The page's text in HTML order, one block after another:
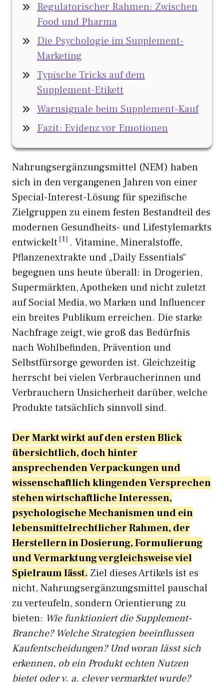
Regulatorischer Rahmen: Zwischen
Food und Pharma
Die Psychologie im Supplement-
Marketing
Typische Tricks auf dem
Supplement-Etikett
Warnsignale beim Supplement-Kauf
Fazit: Evidenz vor Emotionen
Nahrungsergänzungsmittel (NEM) haben
sich in den vergangenen Jahren von einer
Special-Interest-Lösung für spezifische
Zielgruppen zu einem festen Bestandteil des
modernen Gesundheits- und Lifestylemarkts
entwickelt 1 . Vitamine, Mineralstoffe,
Pflanzenextrakte und „Daily Essentials“
begegnen uns heute überall: in Drogerien,
Supermärkten, Apotheken und nicht zuletzt
auf Social Media, wo Marken und Influencer
ein breites Publikum erreichen. Die starke
Nachfrage zeigt, wie groß das Bedürfnis
nach Wohlbefinden, Prävention und
Selbstfürsorge geworden ist. Gleichzeitig
herrscht bei vielen Verbraucherinnen und
Verbrauchern Unsicherheit darüber, welche
Produkte tatsächlich sinnvoll sind.
Der Markt wirkt auf den ersten Blick
übersichtlich, doch hinter
ansprechenden Verpackungen und
wissenschaftlich klingenden Versprechen
stehen wirtschaftliche Interessen,
psychologische Mechanismen und ein
lebensmittelrechtlicher Rahmen, der
Herstellern in Dosierung, Formulierung
und Vermarktung vergleichsweise viel
Spielraum lässt. Ziel dieses Artikels ist es
nicht, Nahrungsergänzungsmittel pauschal
zu verteufeln, sondern Orientierung zu
bieten: Wie funktioniert die Supplement-
Branche? Welche Strategien beeinflussen
Kaufentscheidungen? Und woran lässt sich
erkennen, ob ein Produkt echten Nutzen
bietet oder v. a. clever vermarktet wurde?